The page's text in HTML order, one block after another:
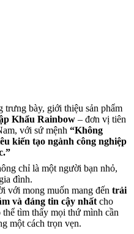
trưng bày, giới thiệu sản phẩm
Khẩu Rainbow – đơn vị tiên
với sứ mệnh “Không
kiến tạo ngành công nghiệp
chỉ là một người bạn nhỏ,
đình.
với mong muốn mang đến trải
và đáng tin cậy nhất cho
tìm thấy mọi thứ mình cần
một cách trọn vẹn.